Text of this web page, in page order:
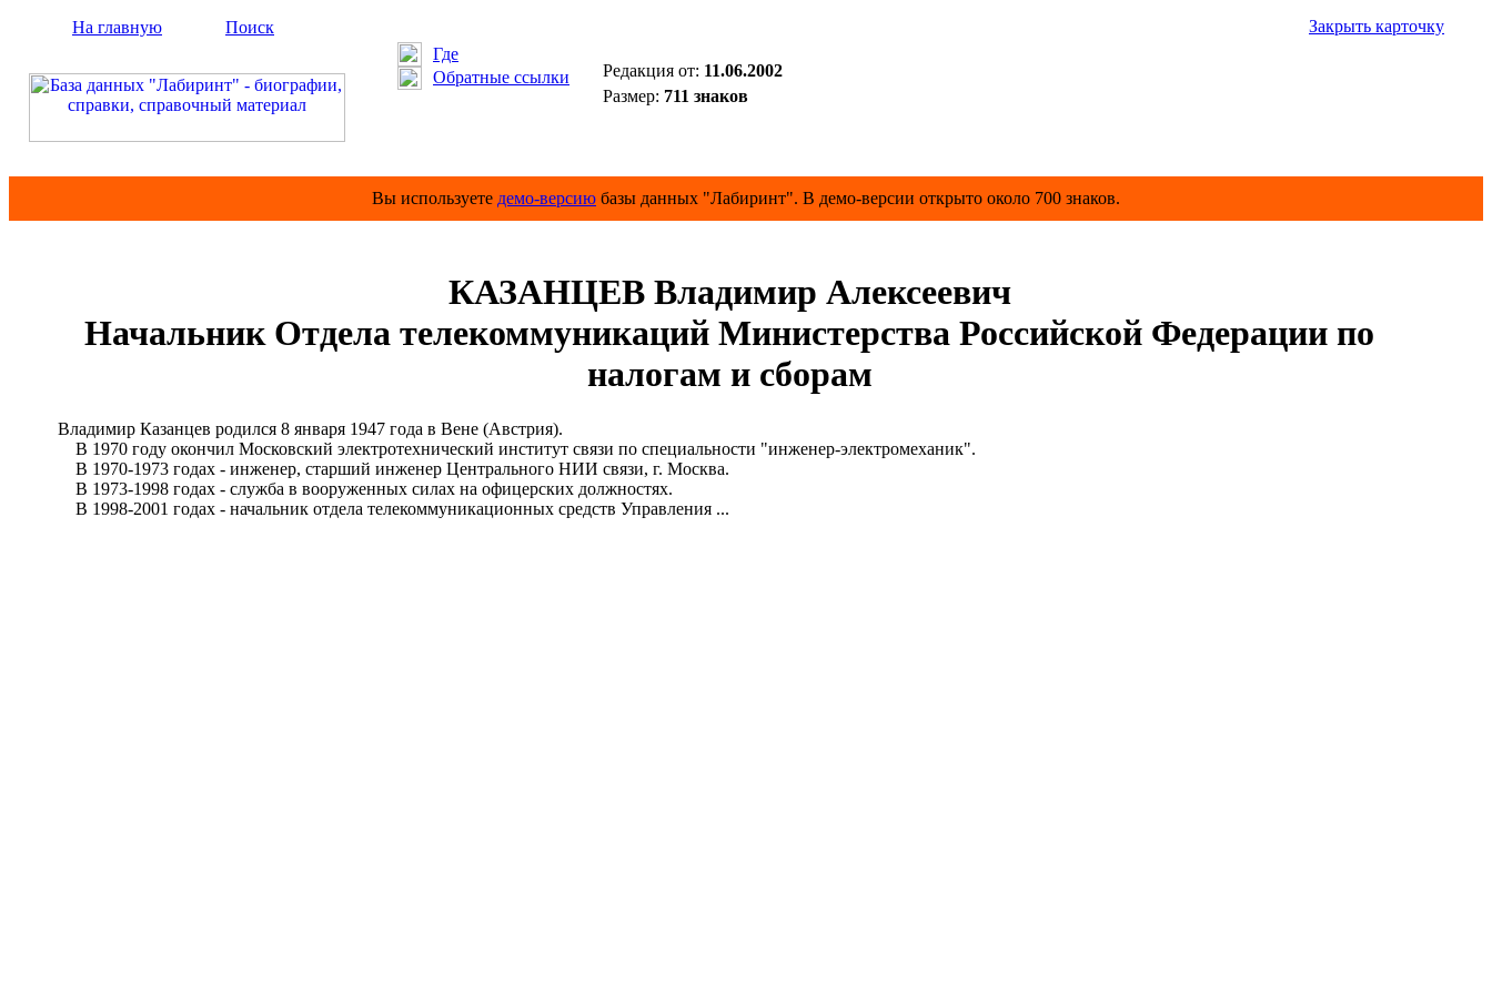
На главную
Поиск
Где
Обратные ссылки
Закрыть карточку
Редакция от: 11.06.2002
Размер: 711 знаков
Вы используете демо-версию базы данных "Лабиринт". В демо-версии открыто около 700 знаков.
КАЗАНЦЕВ Владимир Алексеевич
Начальник Отдела телекоммуникаций Министерства Российской Федерации по
налогам и сборам
Владимир Казанцев родился 8 января 1947 года в Вене (Австрия).
В 1970 году окончил Московский электротехнический институт связи по специальности "инженер-электромеханик".
В 1970-1973 годах - инженер, старший инженер Центрального НИИ связи, г. Москва.
В 1973-1998 годах - служба в вооруженных силах на офицерских должностях.
В 1998-2001 годах - начальник отдела телекоммуникационных средств Управления ...